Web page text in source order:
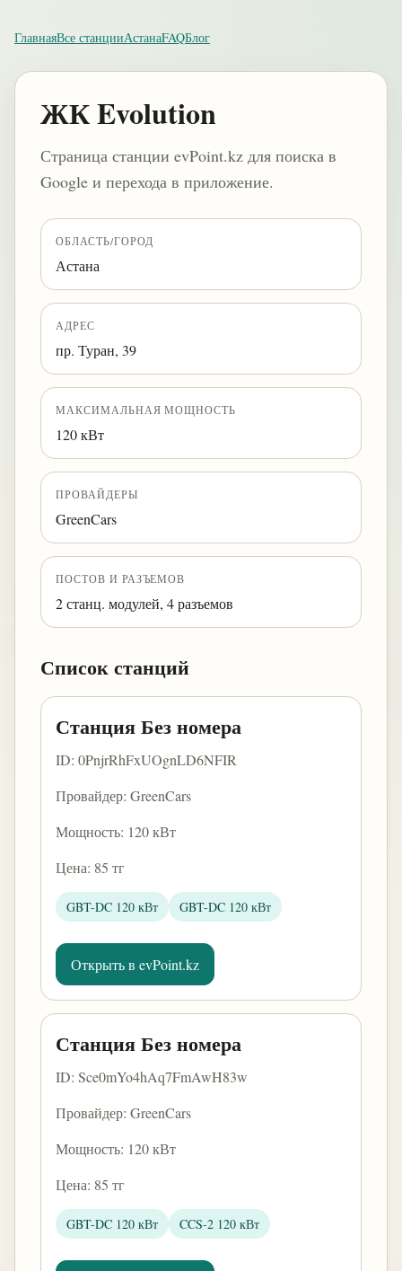
ГлавнаяВсе станцииАстанаFAQБлог
ЖК Evolution
Страница станции evPoint.kz для поиска в
Google и перехода в приложение.
ОБЛАСТЬ/ГОРОД
Астана
АДРЕС
пр. Туран, 39
МАКСИМАЛЬНАЯ МОЩНОСТЬ
120 кВт
ПРОВАЙДЕРЫ
GreenCars
ПОСТОВ И РАЗЪЕМОВ
2 станц. модулей, 4 разъемов
Список станций
Станция Без номера
ID: 0PnjrRhFxUOgnLD6NFIR
Провайдер: GreenCars
Мощность: 120 кВт
Цена: 85 тг
GBT-DC 120 кВт GBT-DC 120 кВт
Открыть в evPoint.kz
Станция Без номера
ID: Sce0mYo4hAq7FmAwH83w
Провайдер: GreenCars
Мощность: 120 кВт
Цена: 85 тг
GBT-DC 120 кВт CCS-2 120 кВт